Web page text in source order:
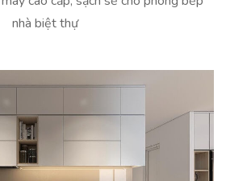
nhà biệt thự